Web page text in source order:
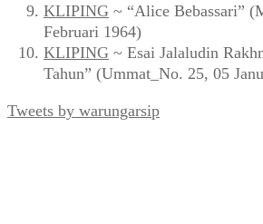
KLIPING ~ “Alice Bebassari”
Februari 1964)
KLIPING ~ Esai Jalaludin
Tahun” (Ummat_No. 25, 05
Tweets by warungarsip